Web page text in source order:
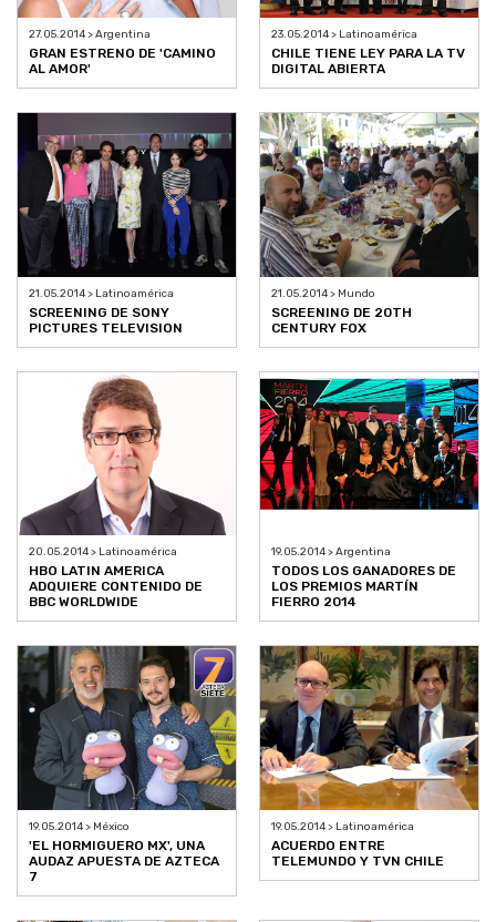
27.05.2014 > Argentina
GRAN ESTRENO DE 'CAMINO
AL AMOR'
23.05.2014 > Latinoamérica
CHILE TIENE LEY PARA LA TV
DIGITAL ABIERTA
21.05.2014 > Latinoamérica
SCREENING DE SONY
PICTURES TELEVISION
21.05.2014 > Mundo
SCREENING DE 20TH
CENTURY FOX
20.05.2014 > Latinoamérica
HBO LATIN AMERICA
ADQUIERE CONTENIDO DE
BBC WORLDWIDE
19.05.2014 > Argentina
TODOS LOS GANADORES DE
LOS PREMIOS MARTÍN
FIERRO 2014
19.05.2014 > México
'EL HORMIGUERO MX', UNA
AUDAZ APUESTA DE AZTECA
7
19.05.2014 > Latinoamérica
ACUERDO ENTRE
TELEMUNDO Y TVN CHILE